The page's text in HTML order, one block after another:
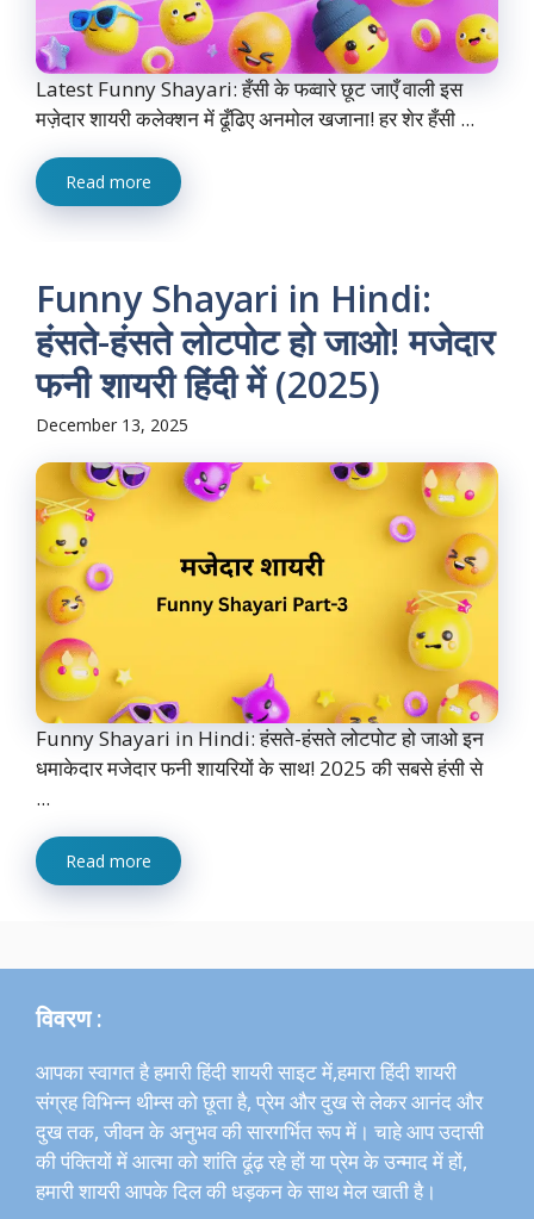
Latest Funny Shayari: हँसी के फव्वारे छूट जाएँ वाली इस
मज़ेदार शायरी कलेक्शन में ढूँढिए अनमोल खजाना! हर शेर हँसी ...
Read more
Funny Shayari in Hindi:
हंसते-हंसते लोटपोट हो जाओ! मजेदार
फनी शायरी हिंदी में (2025)
December 13, 2025
Funny Shayari in Hindi: हंसते-हंसते लोटपोट हो जाओ इन
धमाकेदार मजेदार फनी शायरियों के साथ! 2025 की सबसे हंसी से
...
Read more
विवरण :
आपका स्वागत है हमारी हिंदी शायरी साइट में,हमारा हिंदी शायरी
संग्रह विभिन्न थीम्स को छूता है, प्रेम और दुख से लेकर आनंद और
दुख तक, जीवन के अनुभव की सारगर्भित रूप में। चाहे आप उदासी
की पंक्तियों में आत्मा को शांति ढूंढ़ रहे हों या प्रेम के उन्माद में हों,
हमारी शायरी आपके दिल की धड़कन के साथ मेल खाती है।